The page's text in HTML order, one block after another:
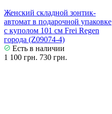
Женский складной зонтик-
автомат в подарочной упаковке
с куполом 101 см Frei Regen
города (Z09074-4)
Есть в наличии
1 100 грн. 730 грн.